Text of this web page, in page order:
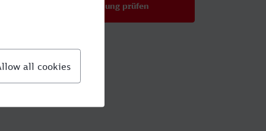
Verbindung prüfen